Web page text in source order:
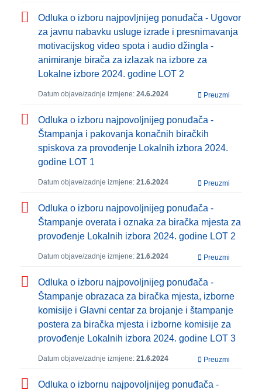
Odluka o izboru najpovljnijeg ponuđača - Ugovor
za javnu nabavku usluge izrade i presnimavanja
motivacijskog video spota i audio džingla -
animiranje birača za izlazak na izbore za
Lokalne izbore 2024. godine LOT 2
Datum objave/zadnje izmjene: 24.6.2024 Preuzmi
Odluka o izboru najpovoljnijeg ponuđača -
Štampanja i pakovanja konačnih biračkih
spiskova za provođenje Lokalnih izbora 2024.
godine LOT 1
Datum objave/zadnje izmjene: 21.6.2024 Preuzmi
Odluka o izboru najpovoljnijeg ponuđača -
Štampanje overata i oznaka za biračka mjesta za
provođenje Lokalnih izbora 2024. godine LOT 2
Datum objave/zadnje izmjene: 21.6.2024 Preuzmi
Odluka o izboru najpovoljnijeg ponuđača -
Štampanje obrazaca za biračka mjesta, izborne
komisije i Glavni centar za brojanje i štampanje
postera za biračka mjesta i izborne komisije za
provođenje Lokalnih izbora 2024. godine LOT 3
Datum objave/zadnje izmjene: 21.6.2024 Preuzmi
Odluka o izbornu najpovoljnijeg ponuđača -